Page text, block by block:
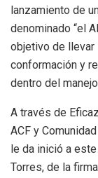
lanzamiento de
denominado “el
objetivo de llevar
conformación y
dentro del
A través de
ACF y
le da inició a
Torres, de la